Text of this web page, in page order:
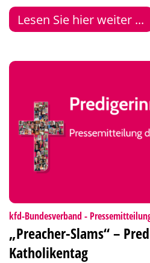
Lesen Sie hier weiter ...
kfd-Bundesverband -
„Preacher-Slams“ –
Katholikentag